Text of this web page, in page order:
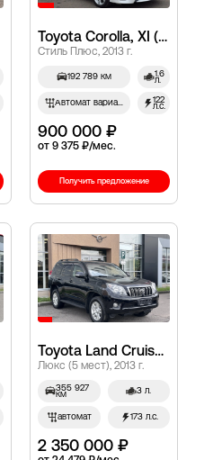
Toyota Corolla, XI (E160, E170, E180)
Стиль Плюс, 2013 г.
192 789 км 1.6
л.
Автомат вариатор 122
л.с.
900 000 ₽
от 9 375 ₽/мес.
Получить предложение
Toyota Land Cruiser Prado, 150 Series
Люкс (5 мест), 2013 г.
355 927
км 3 л.
автомат 173 л.с.
2 350 000 ₽